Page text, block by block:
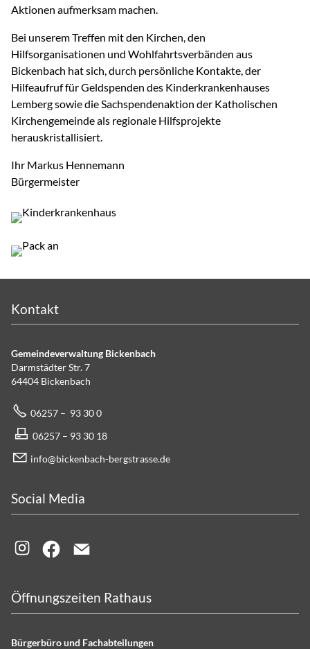
Aktionen aufmerksam machen.
Bei unserem Treffen mit den Kirchen, den
Hilfsorganisationen und Wohlfahrtsverbänden aus
Bickenbach hat sich, durch persönliche Kontakte, der
Hilfeaufruf für Geldspenden des Kinderkrankenhauses
Lemberg sowie die Sachspendenaktion der Katholischen
Kirchengemeinde als regionale Hilfsprojekte
herauskristallisiert.
Ihr Markus Hennemann
Bürgermeister
Kontakt
Gemeindeverwaltung Bickenbach
Darmstädter Str. 7
64404 Bickenbach
06257 – 93 30 0
06257 – 93 30 18
info@bickenbach-bergstrasse.de
Social Media
Öffnungszeiten Rathaus
Bürgerbüro und Fachabteilungen